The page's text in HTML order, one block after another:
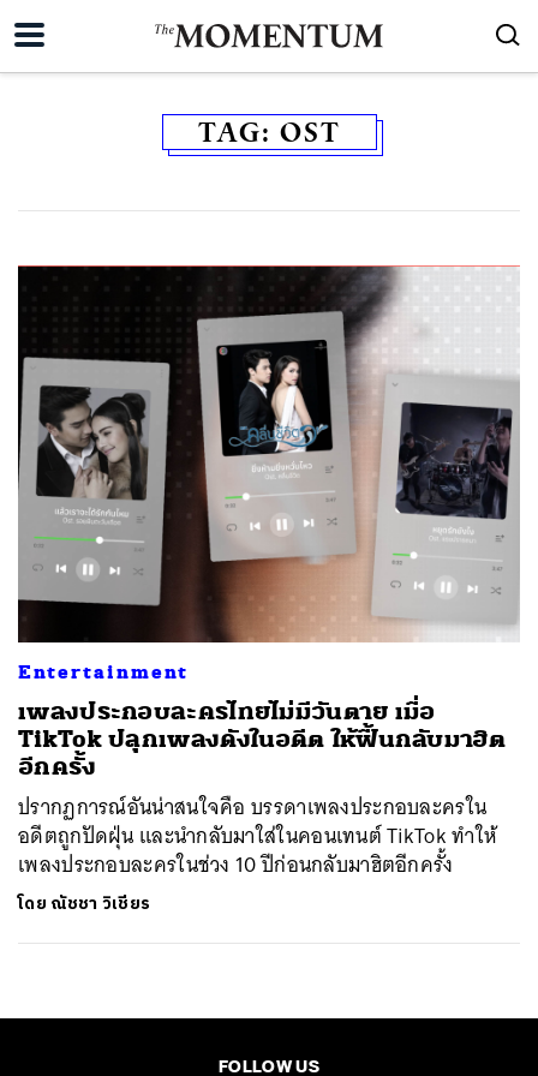
TAG: OST
Entertainment
เพลงประกอบละครไทยไม่มีวันตาย เมื่อ
TikTok ปลุกเพลงดังในอดีต ให้ฟื้นกลับมาฮิต
อีกครั้ง
ปรากฏการณ์อันน่าสนใจคือ บรรดาเพลงประกอบละครใน
อดีตถูกปัดฝุ่น และนำกลับมาใส่ในคอนเทนต์ TikTok ทำให้
เพลงประกอบละครในช่วง 10 ปีก่อนกลับมาฮิตอีกครั้ง
โดย ณัชชา วิเชียร
FOLLOW US
TWEET LINE EMAIL